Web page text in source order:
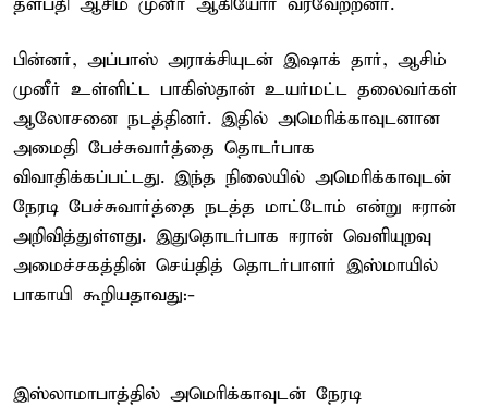
பின்னர், அப்பாஸ் அராக்சியுடன் இஷாக் தார், ஆசிம்
முனீர் உள்ளிட்ட பாகிஸ்தான் உயர்மட்ட தலைவர்கள்
ஆலோசனை நடத்தினர். இதில் அமெரிக்காவுடனான
அமைதி பேச்சுவார்த்தை தொடர்பாக
விவாதிக்கப்பட்டது. இந்த நிலையில் அமெரிக்காவுடன்
நேரடி பேச்சுவார்த்தை நடத்த மாட்டோம் என்று ஈரான்
அறிவித்துள்ளது. இதுதொடர்பாக ஈரான் வெளியுறவு
அமைச்சகத்தின் செய்தித் தொடர்பாளர் இஸ்மாயில்
பாகாயி கூறியதாவது:-
இஸ்லாமாபாத்தில் அமெரிக்காவுடன் நேரடி